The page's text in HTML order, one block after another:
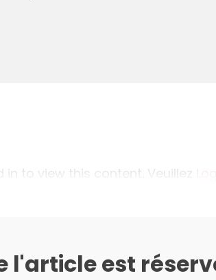
in to view this content. Veuillez
l'article est